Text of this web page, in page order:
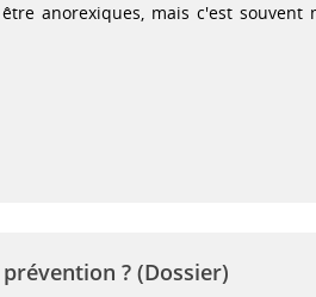
anorexiques, mais c'est souvent
? (Dossier)